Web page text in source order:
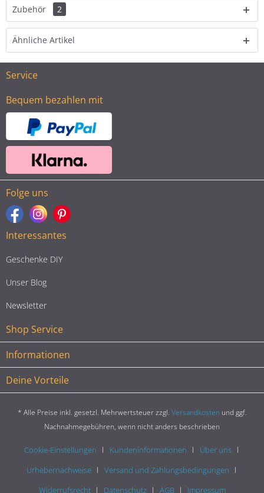
Zubehör 2
Ähnliche Artikel
Service
Bequem bezahlen mit
Folge uns
Interessantes
Geschenke DIY
Unser Blog
Newsletter
Shop Service
Informationen
Deine Vorteile
* Alle Preise inkl. gesetzl. Mehrwertsteuer zzgl. Versandkosten und ggf.
Nachnahmegebühren, wenn nicht anders beschrieben
Cookie-Einstellungen Kundeninformationen
Über uns
Urhebernachweise
Versand und Zahlungsbedingungen
Widerrufsrecht
Datenschutz AGB Impressum